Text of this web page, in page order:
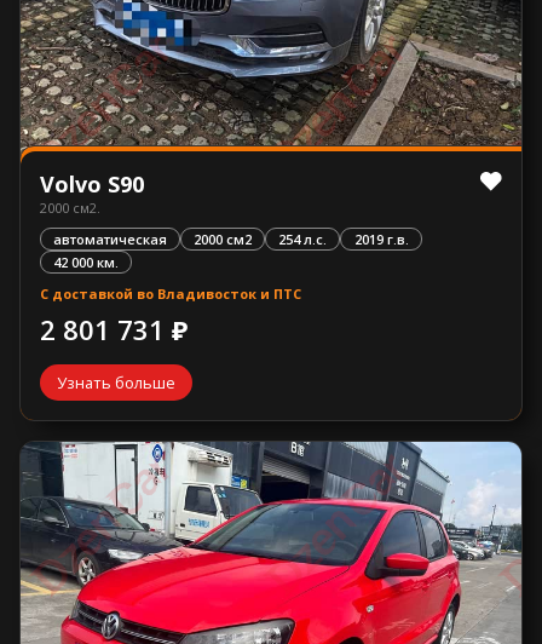
Volvo S90
2000 см2.
автоматическая
2000 см2 254 л.с.
2019 г.в.
42 000 км.
С доставкой во Владивосток и ПТС
2 801 731 ₽
Узнать больше